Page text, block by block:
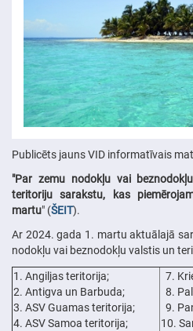
Publicēts jauns VID informatīvais
"Par zemu nodokļu vai
teritoriju sarakstu, kas
martu" (ŠEIT).
Ar 2024. gada 1. martu aktuālajā
nodokļu vai beznodokļu valstis un
1. Angiljas teritorija;
2. Antigva un Barbuda;
3. ASV Guamas teritorija;
4. ASV Samoa teritorija;
7.
8.
9.
10.